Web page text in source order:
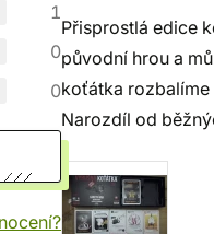
1
0
0
Přisprostlá edice
původní hrou a
koťátka rozbalíme
Narozdíl od